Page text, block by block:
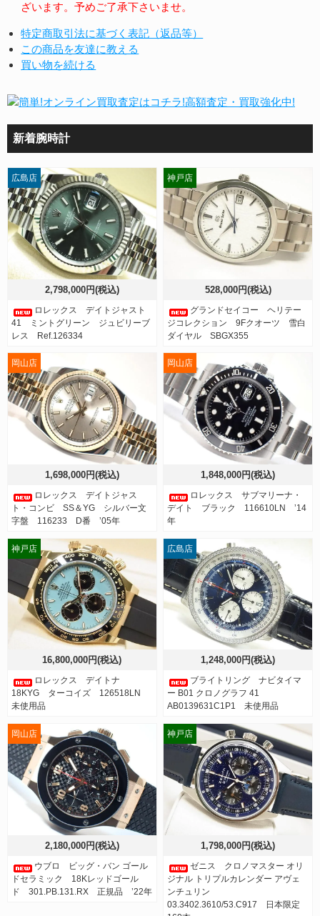
ざいます。予めご了承下さいませ。
特定商取引法に基づく表記（返品等）
この商品を友達に教える
買い物を続ける
新着腕時計
2,798,000円(税込)
ロレックス デイトジャスト
41 ミントグリーン ジュビリーブ
レス Ref.126334
広島店
528,000円(税込)
グランドセイコー ヘリテー
ジコレクション 9Fクオーツ 雪白
ダイヤル SBGX355
神戸店
1,698,000円(税込)
ロレックス デイトジャス
ト・コンビ SS＆YG シルバー文
字盤 116233 D番 ’05年
岡山店
1,848,000円(税込)
ロレックス サブマリーナ・
デイト ブラック 116610LN ’14
年
岡山店
16,800,000円(税込)
ロレックス デイトナ
18KYG ターコイズ 126518LN
未使用品
神戸店
1,248,000円(税込)
ブライトリング ナビタイマ
ー B01 クロノグラフ 41
AB0139631C1P1 未使用品
広島店
2,180,000円(税込)
ウブロ ビッグ・バン ゴール
ドセラミック 18Kレッドゴール
ド 301.PB.131.RX 正規品 ’22年
岡山店
1,798,000円(税込)
ゼニス クロノマスター オリ
ジナル トリプルカレンダー アヴェ
ンチュリン
03.3402.3610/53.C917 日本限定
神戸店